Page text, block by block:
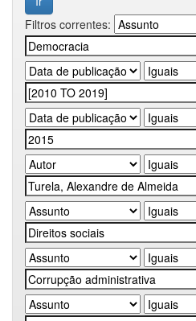
Filtros correntes: